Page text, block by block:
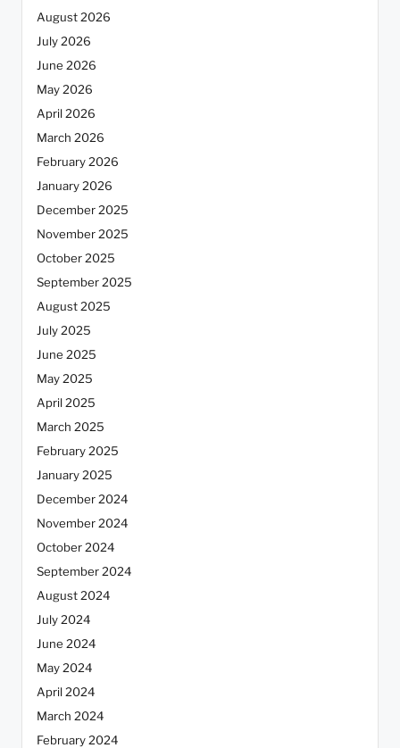
August 2026
July 2026
June 2026
May 2026
April 2026
March 2026
February 2026
January 2026
December 2025
November 2025
October 2025
September 2025
August 2025
July 2025
June 2025
May 2025
April 2025
March 2025
February 2025
January 2025
December 2024
November 2024
October 2024
September 2024
August 2024
July 2024
June 2024
May 2024
April 2024
March 2024
February 2024